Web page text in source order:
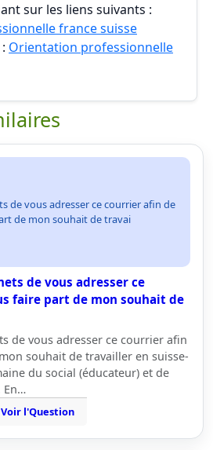
sur les liens suivants :
france suisse
Orientation professionnelle
de vous adresser ce courrier afin de
de mon souhait de travai
de vous adresser ce
faire part de mon souhait de
de vous adresser ce courrier afin
souhait de travailler en suisse-
du social (éducateur) et de
En…
Voir l'Question